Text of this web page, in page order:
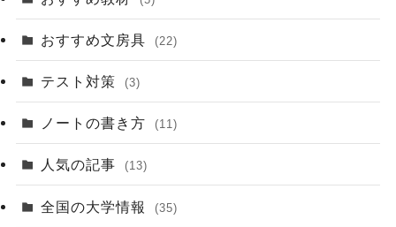
おすすめ文房具 (22)
テスト対策 (3)
ノートの書き方 (11)
人気の記事 (13)
全国の大学情報 (35)